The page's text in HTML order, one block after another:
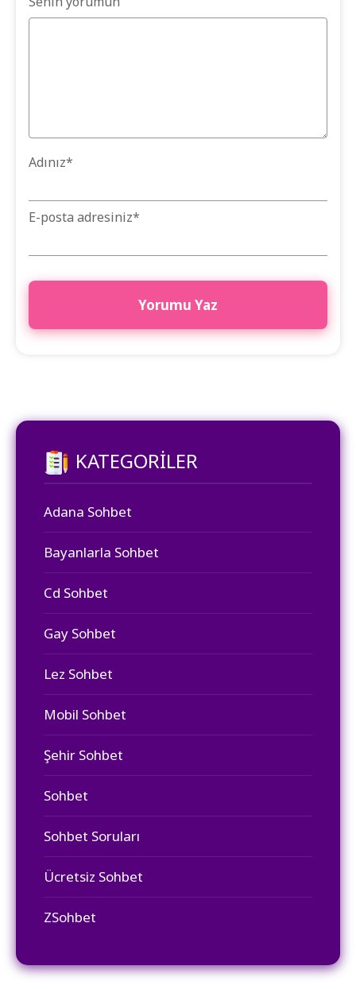
Adınız*
E-posta adresiniz*
KATEGORILER
Adana Sohbet
Bayanlarla Sohbet
Cd Sohbet
Gay Sohbet
Lez Sohbet
Mobil Sohbet
Şehir Sohbet
Sohbet
Sohbet Soruları
Ücretsiz Sohbet
ZSohbet